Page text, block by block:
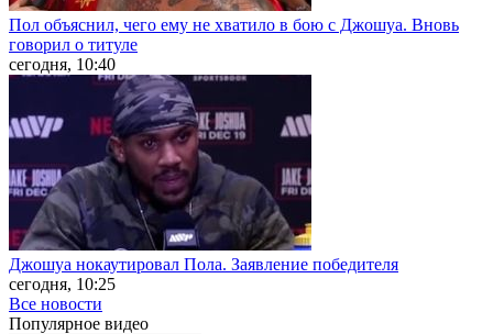
Пол объяснил, чего ему не хватило в бою с Джошуа. Вновь
говорил о титуле
сегодня, 10:40
Джошуа нокаутировал Пола. Заявление победителя
сегодня, 10:25
Все новости
Популярное видео